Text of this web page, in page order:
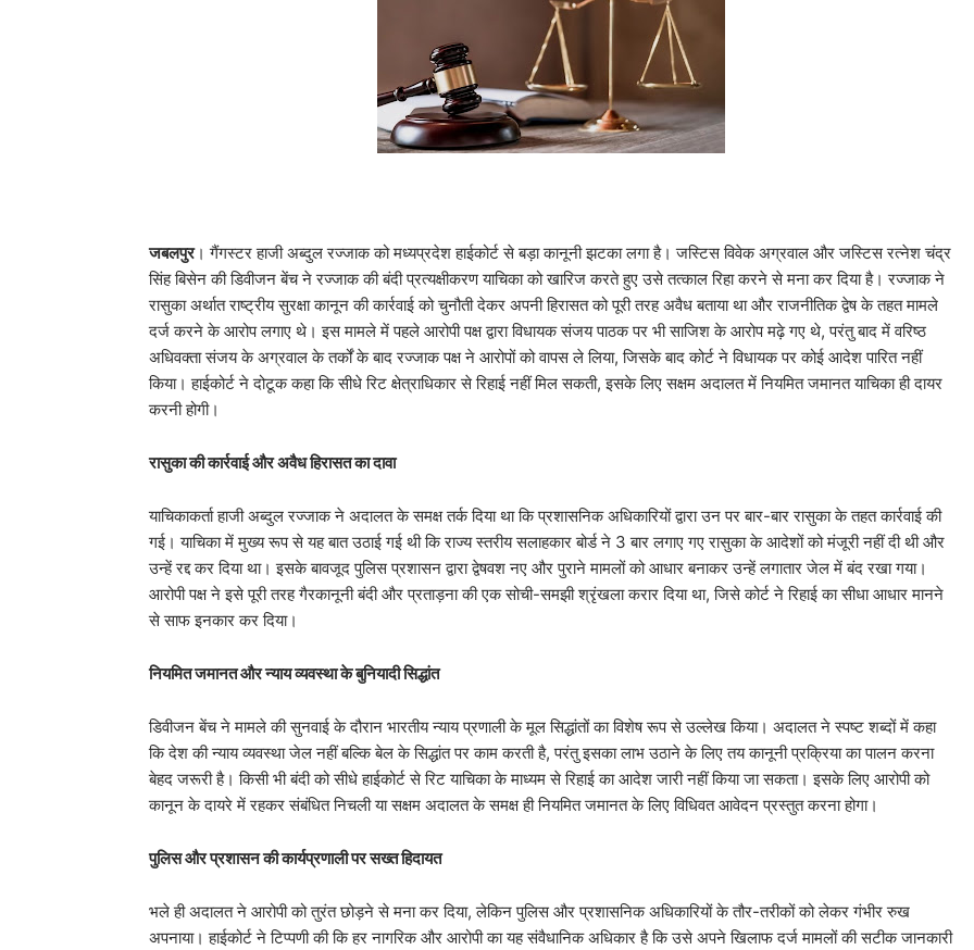
जबलपुर। गैंगस्टर हाजी अब्दुल रज्जाक को मध्यप्रदेश हाईकोर्ट से बड़ा कानूनी झटका लगा है। जस्टिस विवेक अग्रवाल और जस्टिस रत्नेश चंद्र
सिंह बिसेन की डिवीजन बेंच ने रज्जाक की बंदी प्रत्यक्षीकरण याचिका को खारिज करते हुए उसे तत्काल रिहा करने से मना कर दिया है। रज्जाक ने
रासुका अर्थात राष्ट्रीय सुरक्षा कानून की कार्रवाई को चुनौती देकर अपनी हिरासत को पूरी तरह अवैध बताया था और राजनीतिक द्वेष के तहत मामले
दर्ज करने के आरोप लगाए थे। इस मामले में पहले आरोपी पक्ष द्वारा विधायक संजय पाठक पर भी साजिश के आरोप मढ़े गए थे, परंतु बाद में वरिष्ठ
अधिवक्ता संजय के अग्रवाल के तर्कों के बाद रज्जाक पक्ष ने आरोपों को वापस ले लिया, जिसके बाद कोर्ट ने विधायक पर कोई आदेश पारित नहीं
किया। हाईकोर्ट ने दोटूक कहा कि सीधे रिट क्षेत्राधिकार से रिहाई नहीं मिल सकती, इसके लिए सक्षम अदालत में नियमित जमानत याचिका ही दायर
करनी होगी।
रासुका की कार्रवाई और अवैध हिरासत का दावा
याचिकाकर्ता हाजी अब्दुल रज्जाक ने अदालत के समक्ष तर्क दिया था कि प्रशासनिक अधिकारियों द्वारा उन पर बार-बार रासुका के तहत कार्रवाई की
गई। याचिका में मुख्य रूप से यह बात उठाई गई थी कि राज्य स्तरीय सलाहकार बोर्ड ने 3 बार लगाए गए रासुका के आदेशों को मंजूरी नहीं दी थी और
उन्हें रद्द कर दिया था। इसके बावजूद पुलिस प्रशासन द्वारा द्वेषवश नए और पुराने मामलों को आधार बनाकर उन्हें लगातार जेल में बंद रखा गया।
आरोपी पक्ष ने इसे पूरी तरह गैरकानूनी बंदी और प्रताड़ना की एक सोची-समझी श्रृंखला करार दिया था, जिसे कोर्ट ने रिहाई का सीधा आधार मानने
से साफ इनकार कर दिया।
नियमित जमानत और न्याय व्यवस्था के बुनियादी सिद्धांत
डिवीजन बेंच ने मामले की सुनवाई के दौरान भारतीय न्याय प्रणाली के मूल सिद्धांतों का विशेष रूप से उल्लेख किया। अदालत ने स्पष्ट शब्दों में कहा
कि देश की न्याय व्यवस्था जेल नहीं बल्कि बेल के सिद्धांत पर काम करती है, परंतु इसका लाभ उठाने के लिए तय कानूनी प्रक्रिया का पालन करना
बेहद जरूरी है। किसी भी बंदी को सीधे हाईकोर्ट से रिट याचिका के माध्यम से रिहाई का आदेश जारी नहीं किया जा सकता। इसके लिए आरोपी को
कानून के दायरे में रहकर संबंधित निचली या सक्षम अदालत के समक्ष ही नियमित जमानत के लिए विधिवत आवेदन प्रस्तुत करना होगा।
पुलिस और प्रशासन की कार्यप्रणाली पर सख्त हिदायत
भले ही अदालत ने आरोपी को तुरंत छोड़ने से मना कर दिया, लेकिन पुलिस और प्रशासनिक अधिकारियों के तौर-तरीकों को लेकर गंभीर रुख
अपनाया। हाईकोर्ट ने टिप्पणी की कि हर नागरिक और आरोपी का यह संवैधानिक अधिकार है कि उसे अपने खिलाफ दर्ज मामलों की सटीक जानकारी